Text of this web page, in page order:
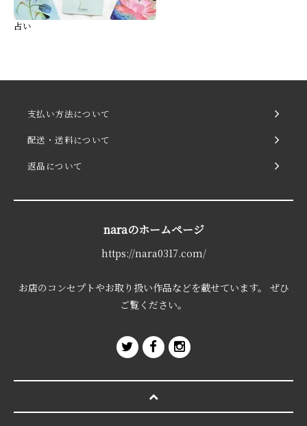
占い
支払い方法について
配送・送料について
返品について
naraのホームページ
https://nara0317.com/
お店のコンセプトやお取り扱い作品などを載せています。 ぜひ
ご覧ください。